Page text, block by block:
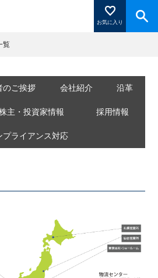
お気に入り
に入り登録」を押すと登録した
ます。
覧
のご挨拶 会社紹介 沿革
主・投資家情報 採用情報
プライアンス対応